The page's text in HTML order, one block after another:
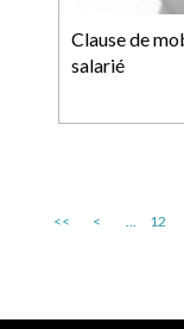
Clause de
salarié
<< < ... 12